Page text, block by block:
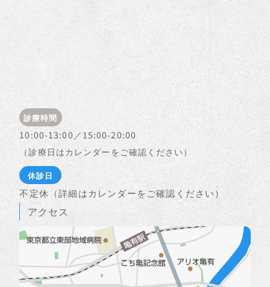
診療時間
10:00-13:00／15:00-20:00
（診療日はカレンダーをご確認ください）
休診日
不定休（詳細はカレンダーをご確認ください）
アクセス